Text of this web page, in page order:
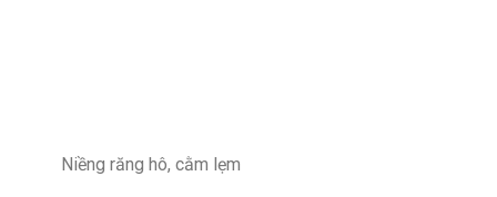
Niềng răng hô, cằm lẹm